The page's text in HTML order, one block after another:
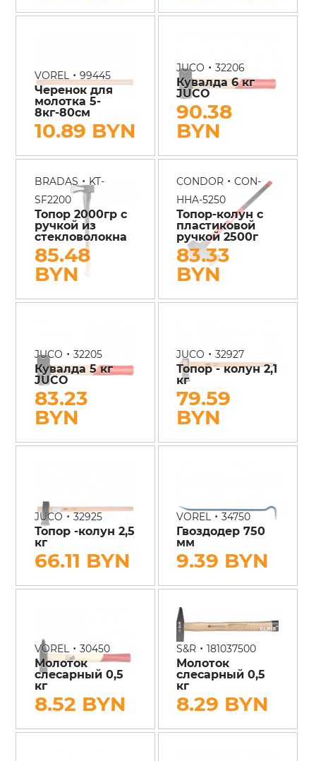
VOREL • 99445
Черенок для
молотка 5-
8кг-80см
10.89 BYN
JUCO •32206
Кувалда 6 кг
JUCO
90.38
BYN
BRADAS • KT-
SF2200
Топор 2000гр с
ручкой из
стекловолокна
85.48
BYN
CONDOR •CON-
HHA-5250
Топор-колун с
пластиковой
ручкой 2500г
83.33
BYN
JUCO • 32205
Кувалда 5 кг
JUCO
83.23
BYN
JUCO •32927
Топор - колун 2,1
кг
79.59
BYN
JUCO•32925
Топор -колун 2,5
кг
66.11 BYN
VOREL•34750
Гвоздодер 750
мм
9.39 BYN
VOREL• 30450
Молоток
слесарный 0,5
кг
8.52 BYN
S&R •181037500
Молоток
слесарный 0,5
кг
8.29 BYN